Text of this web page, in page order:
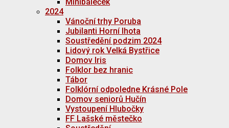
2024
Vánoční trhy Poruba
Jubilanti Horní lhota
Soustředění podzim 2024
Lidový rok Velká Bystřice
Domov Iris
Folklor bez hranic
Tábor
Folklórní odpoledne Krásné Pole
Domov seniorů Hučín
Vystoupení Hlubočky
FF Lašské městečko